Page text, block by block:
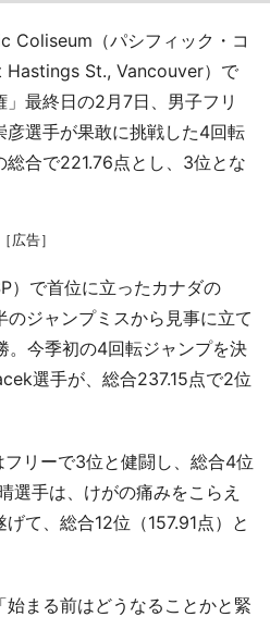
Coliseum（パシフィック・コ
Hastings St., Vancouver）で
」最終日の2月7日、男子フリ
彦選手が果敢に挑戦した4回転
総合で221.76点とし、3位とな
［広告］
）で首位に立ったカナダの
ジャンプミスから見事に立て
。今季初の4回転ジャンプを決
選手が、総合237.15点で2位
リーで3位と健闘し、総合4位
選手は、けがの痛みをこらえ
て、総合12位（157.91点）と
まる前はどうなることかと緊